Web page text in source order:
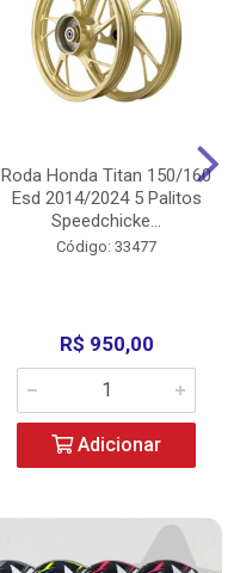
Roda Honda Titan 150/160
Esd 2014/2024 5 Palitos
Speedchicke...
Código: 33477
R$ 950,00
Adicionar